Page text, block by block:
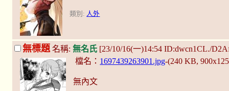
類別: 人外
無標題 名稱: 無名氏 [23/10/16(一)14:54 ID:dwcn1CL./
檔名： 1697439263901.jpg-(240 KB,
無內文